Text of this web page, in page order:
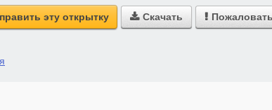
эту открытку  Скачать 